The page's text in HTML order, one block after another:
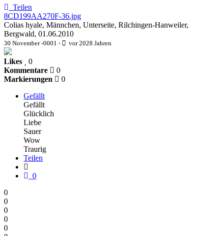
Teilen
8CD199AA270F-36.jpg
Colias hyale, Männchen, Unterseite, Rilchingen-Hanweiler,
Bergwald, 01.06.2010
30 November -0001 · vor 2028 Jahren
Likes
0
Kommentare
0
Markierungen
0
Gefällt
Gefällt
Glücklich
Liebe
Sauer
Wow
Traurig
Teilen
0
0
0
0
0
0